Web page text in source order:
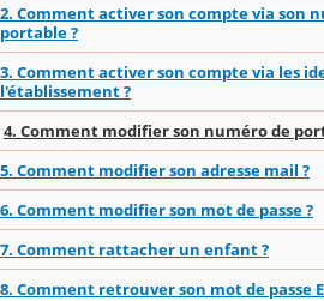
2. Comment activer son compte via son
portable ?
3. Comment activer son compte via les
l'établissement ?
4. Comment modifier son numéro de
5. Comment modifier son adresse mail ?
6. Comment modifier son mot de passe ?
7. Comment rattacher un enfant ?
8. Comment retrouver son mot de passe